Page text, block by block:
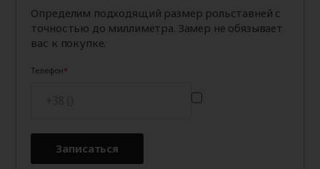
Определим подходящий размер рольставней с
точностью до миллиметра. Замер не обязывает
вас к покупке.
Телефон
Записаться